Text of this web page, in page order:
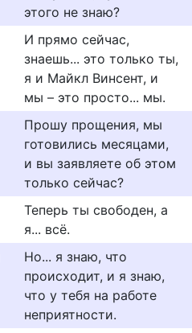
этого не знаю?
И прямо сейчас,
знаешь... это только ты,
я и Майкл Винсент, и
мы – это просто... мы.
Прошу прощения, мы
готовились месяцами,
и вы заявляете об этом
только сейчас?
Теперь ты свободен, а
я... всё.
Но... я знаю, что
происходит, и я знаю,
что у тебя на работе
неприятности.